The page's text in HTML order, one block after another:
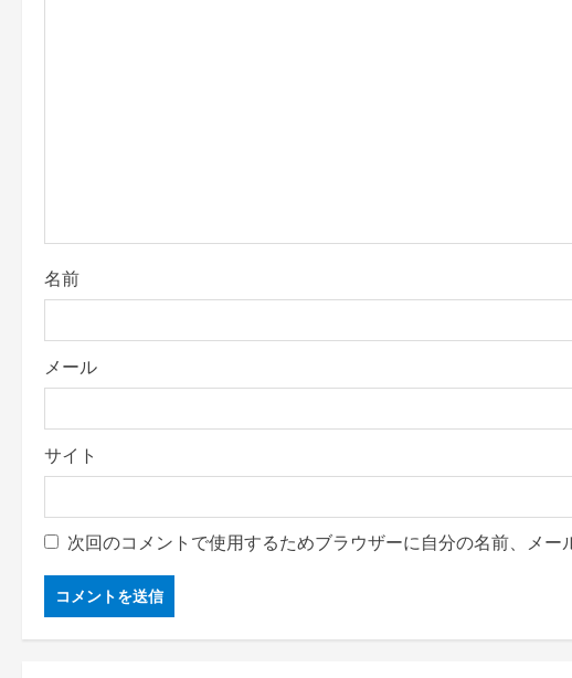
i
o
n
名前
メール
サイト
次回のコメントで使用するためブラウザーに自分の名前、メー